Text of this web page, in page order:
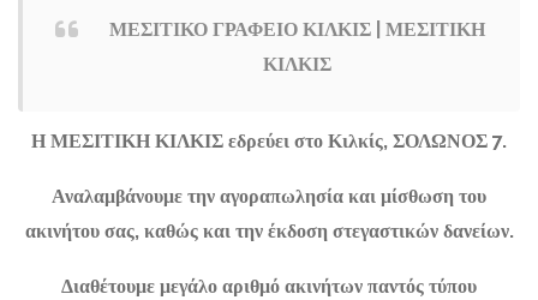
ΜΕΣΙΤΙΚΟ ΓΡΑΦΕΙΟ ΚΙΛΚΙΣ | ΜΕΣΙΤΙΚΗ
ΚΙΛΚΙΣ
Η ΜΕΣΙΤΙΚΗ ΚΙΛΚΙΣ εδρεύει στο Κιλκίς, ΣΟΛΩΝΟΣ 7.
Αναλαμβάνουμε την αγοραπωλησία και μίσθωση του
ακινήτου σας, καθώς και την έκδοση στεγαστικών δανείων.
Διαθέτουμε μεγάλο αριθμό ακινήτων παντός τύπου